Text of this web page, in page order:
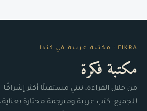
FIKRA · مكتبة عربية في كندا
مكتبة فكرة
من خلال القراءة، نبني مستقبلًا أكثر إشراقًا
للجميع. كتب عربية ومترجمة مختارة بعناية،